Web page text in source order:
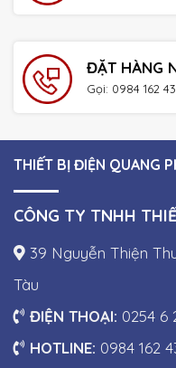
ĐẶT HÀNG
Gọi: 0984 162
THIẾT BỊ ĐIỆN QUANG
CÔNG TY TNHH
39 Nguyễn Thiện
Tàu
ĐIỆN THOẠI: 0254 6
HOTLINE: 0984 162